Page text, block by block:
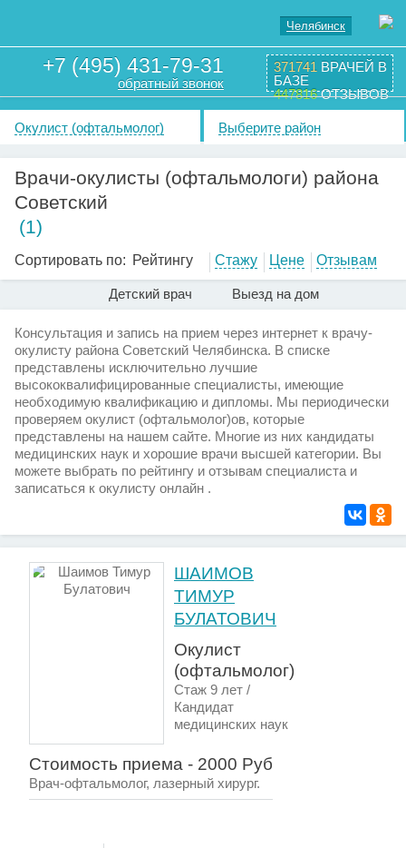
Челябинск
+7 (495) 431-79-31
обратный звонок
371741 ВРАЧЕЙ В
БАЗЕ
447816ОТЗЫВОВ
Окулист (офтальмолог) Выберите район
Врачи-окулисты (офтальмологи) района
Советский
(1)
Сортировать по: Рейтингу Стажу Цене Отзывам
Детский врач Выезд на дом
Консультация и запись на прием через интернет к врачу-
окулисту района Советский Челябинска. В списке
представлены исключительно лучшие
высококвалифицированные специалисты, имеющие
необходимую квалификацию и дипломы. Мы периодически
проверяем окулист (офтальмолог)ов, которые
представлены на нашем сайте. Многие из них кандидаты
медицинских наук и хорошие врачи высшей категории. Вы
можете выбрать по рейтингу и отзывам специалиста и
записаться к окулисту онлайн .
ШАИМОВ
ТИМУР
БУЛАТОВИЧ
Окулист
(офтальмолог)
Стаж 9 лет /
Кандидат
медицинских наук
Стоимость приема - 2000 Руб
Врач-офтальмолог, лазерный хирург.